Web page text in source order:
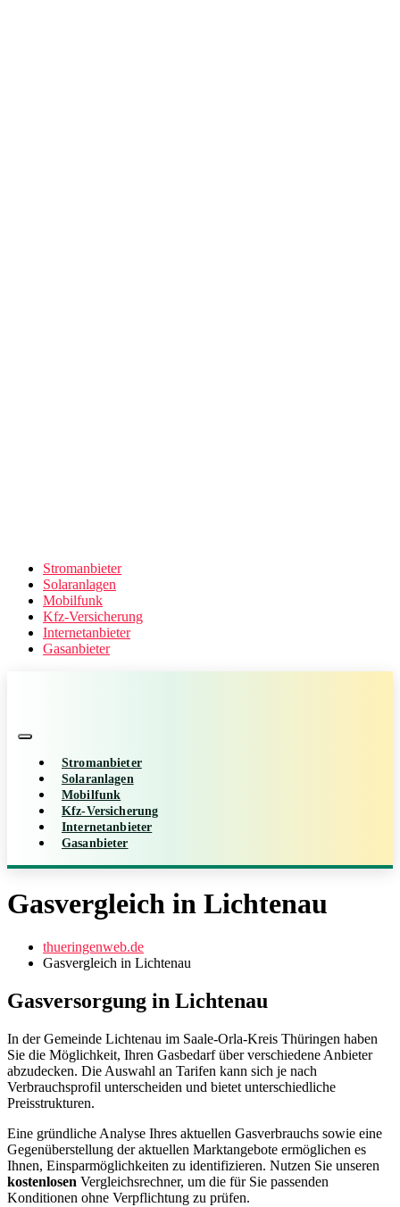
Stromanbieter
Solaranlagen
Mobilfunk
Kfz-Versicherung
Internetanbieter
Gasanbieter
Stromanbieter
Solaranlagen
Mobilfunk
Kfz-Versicherung
Internetanbieter
Gasanbieter
Gasvergleich in Lichtenau
thueringenweb.de
Gasvergleich in Lichtenau
Gasversorgung in Lichtenau
In der Gemeinde Lichtenau im Saale-Orla-Kreis Thüringen haben
Sie die Möglichkeit, Ihren Gasbedarf über verschiedene Anbieter
abzudecken. Die Auswahl an Tarifen kann sich je nach
Verbrauchsprofil unterscheiden und bietet unterschiedliche
Preisstrukturen.
Eine gründliche Analyse Ihres aktuellen Gasverbrauchs sowie eine
Gegenüberstellung der aktuellen Marktangebote ermöglichen es
Ihnen, Einsparmöglichkeiten zu identifizieren. Nutzen Sie unseren
kostenlosen Vergleichsrechner, um die für Sie passenden
Konditionen ohne Verpflichtung zu prüfen.